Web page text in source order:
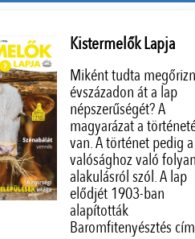
Kistermelők Lapja
Miként tudta
évszázadon át a lap
népszerűségét? A
magyarázat a
van. A történet pedig a
valósághoz való
alakulásról szól. A lap
elődjét 1903-ban
alapították
Baromfitenyésztés